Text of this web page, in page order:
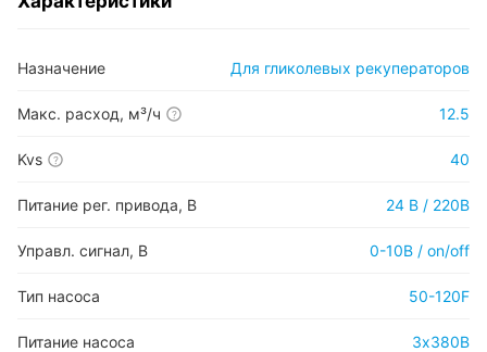
Назначение Для гликолевых рекуператоров
Макс. расход, м³/ч ? 12.5
Kvs ? 40
Питание рег. привода, В 24 В / 220В
Управл. сигнал, В 0-10В / on/off
Тип насоса 50-120F
Питание насоса 3х380В